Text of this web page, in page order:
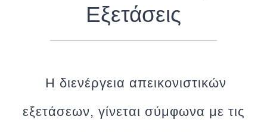
Εξετάσεις
Η διενέργεια απεικονιστικών
εξετάσεων, γίνεται σύμφωνα με τις